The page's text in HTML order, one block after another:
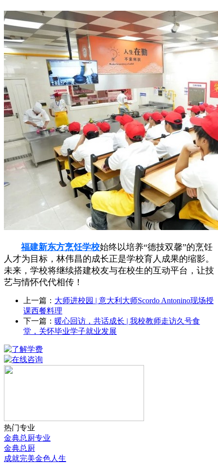
福建新东方烹饪学校始终以培养“德技双馨”的烹饪
人才为目标，林伟昌的成长正是学校育人成果的缩影。
未来，学校将继续搭建校友与在校生的互动平台，让技
艺与情怀代代相传！
上一篇： 大师进校园 | 意大利大师Scordo Antonino现场授
课西餐料理
下一篇： 暖心回访，共话成长 | 我校教师走访久号食
堂，关怀毕业学子就业发展
热门专业
金典总厨专业
金典总厨
成就完美金色人生